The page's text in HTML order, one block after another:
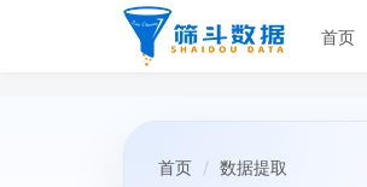
首页
首页 数据提取